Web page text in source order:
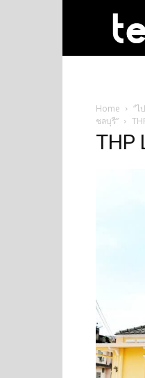
Home
“ไ
ชลบุรี”
THP